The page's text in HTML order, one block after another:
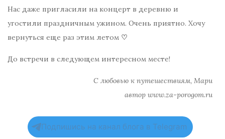
Нас даже пригласили на концерт в деревню и
угостили праздничным ужином. Очень приятно. Хочу
вернуться еще раз этим летом ♡
До встречи в следующем интересном месте!
С любовью к путешествиям, Мари
автор www.za-porogom.ru
Подпишись на канал блога в Telegram